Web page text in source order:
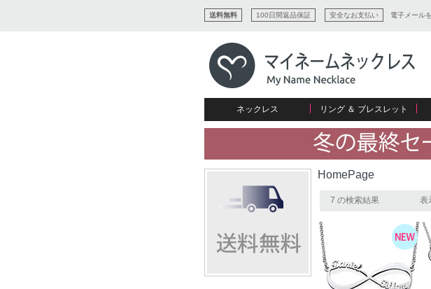
送料無料 100日間返品保証 安全なお支払い 電子メール
ネックレス
すべてコレクションを見る
ネームネックレス
プチネームネックレス
リング ＆ ブレスレット
リング
愛のブレスレット
愛を表すコレクション
イニシャルジュエリー
誕生石コレクション
バーネックレスコレクション
ディスクとサークルのコレクション
ネームプレビュー
マザーズ
メンズ
ギフトコレクション
HomePage
7 の検索結果 表